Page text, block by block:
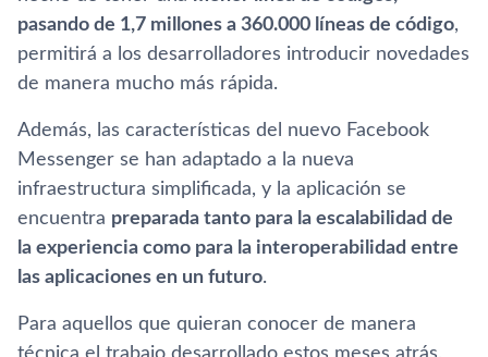
pasando de 1,7 millones a 360.000 líneas de código,
permitirá a los desarrolladores introducir novedades
de manera mucho más rápida.
Además, las características del nuevo Facebook
Messenger se han adaptado a la nueva
infraestructura simplificada, y la aplicación se
encuentra preparada tanto para la escalabilidad de
la experiencia como para la interoperabilidad entre
las aplicaciones en un futuro.
Para aquellos que quieran conocer de manera